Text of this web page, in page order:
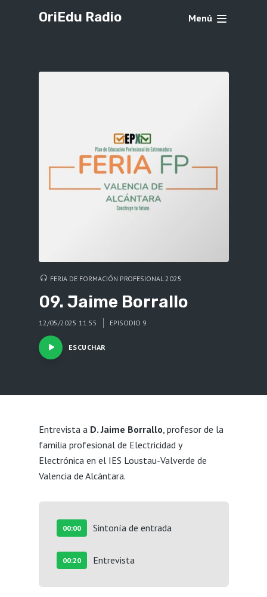
OriEdu Radio Menú
FERIA DE FORMACIÓN PROFESIONAL 2025
09. Jaime Borrallo
12/05/2025 11:55 EPISODIO 9
ESCUCHAR
Entrevista a D. Jaime Borrallo , profesor de la
familia profesional de Electricidad y
Electrónica en el IES Loustau-Valverde de
Valencia de Alcántara.
00:00 Sintonía de entrada
00:20 Entrevista